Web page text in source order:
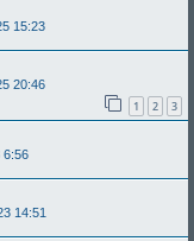
15:23
20:46
1 2 3
6:56
14:51